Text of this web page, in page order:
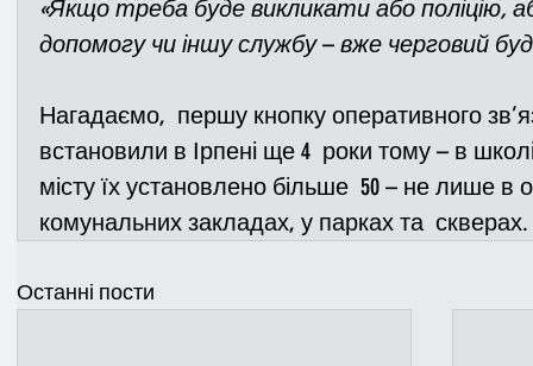
«Якщо треба буде викликати або поліцію,
допомогу чи іншу службу – вже черговий
Нагадаємо,  першу кнопку оперативного
встановили в Ірпені ще 4  роки тому – в
місту їх установлено більше  50 – не лише в
комунальних закладах, у парках та  скверах.
Останні пости